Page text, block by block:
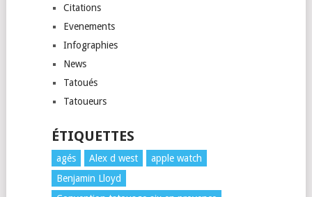
Citations
Evenements
Infographies
News
Tatoués
Tatoueurs
ÉTIQUETTES
agés Alex d west
apple watch
Benjamin Lloyd